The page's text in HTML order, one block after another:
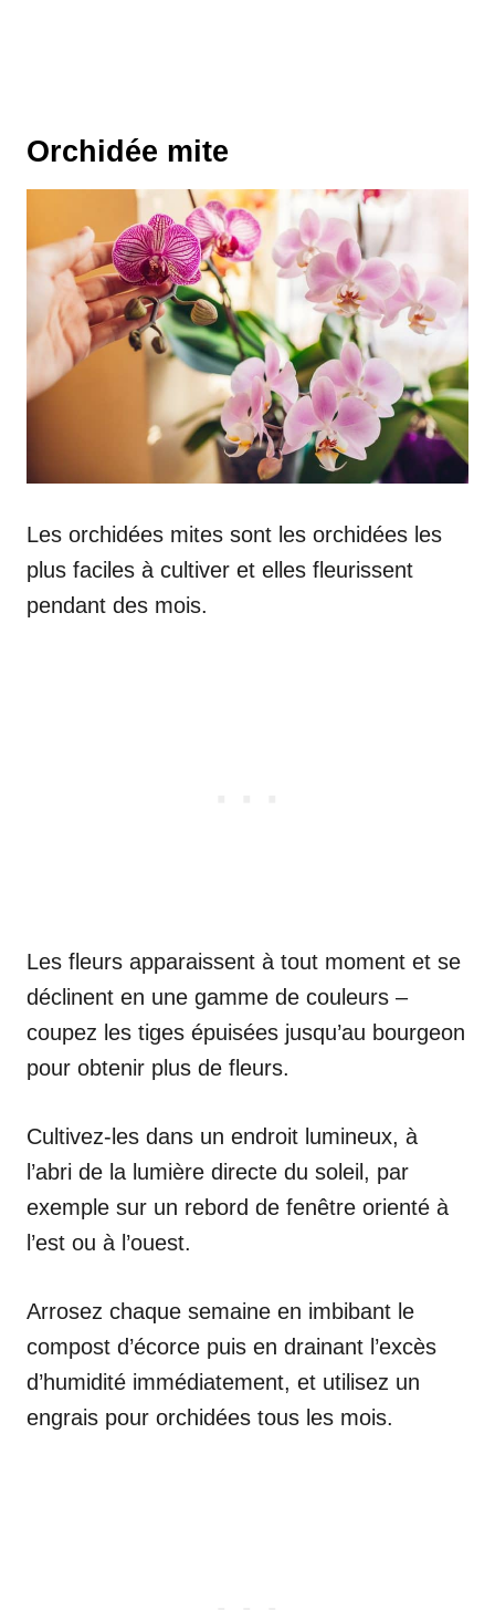
Orchidée mite
Les orchidées mites sont les orchidées les
plus faciles à cultiver et elles fleurissent
pendant des mois.
Les fleurs apparaissent à tout moment et se
déclinent en une gamme de couleurs –
coupez les tiges épuisées jusqu’au bourgeon
pour obtenir plus de fleurs.
Cultivez-les dans un endroit lumineux, à
l’abri de la lumière directe du soleil, par
exemple sur un rebord de fenêtre orienté à
l’est ou à l’ouest.
Arrosez chaque semaine en imbibant le
compost d’écorce puis en drainant l’excès
d’humidité immédiatement, et utilisez un
engrais pour orchidées tous les mois.